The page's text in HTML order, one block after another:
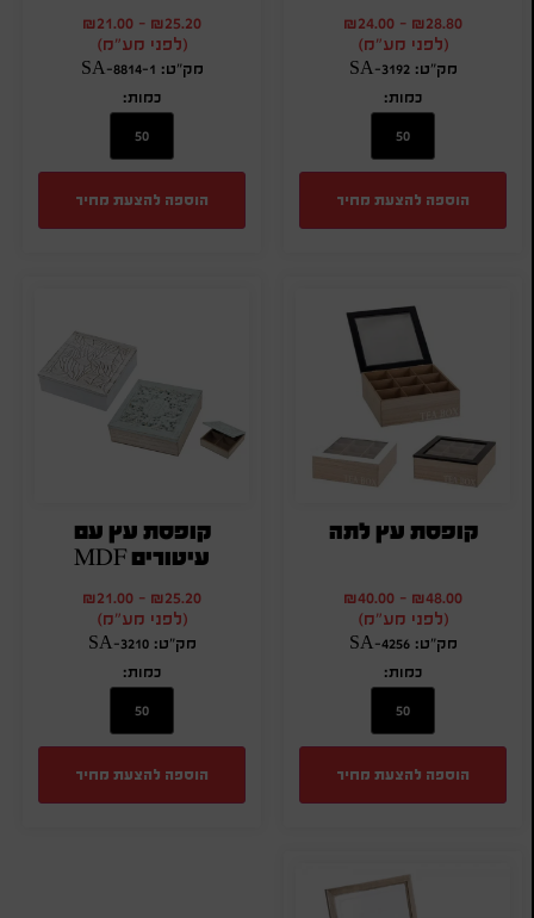
₪28.80
-
₪24.00
(לפני מע"מ)
מק"ט: SA-3192
כמות:
הוספה להצעת מחיר
₪25.20
-
₪21.00
(לפני מע"מ)
מק"ט: SA-8814-1
כמות:
הוספה להצעת מחיר
קופסת עץ לתה
₪48.00
-
₪40.00
(לפני מע"מ)
מק"ט: SA-4256
כמות:
הוספה להצעת מחיר
קופסת עץ עם
עיטורים MDF
₪25.20
-
₪21.00
(לפני מע"מ)
מק"ט: SA-3210
כמות:
הוספה להצעת מחיר